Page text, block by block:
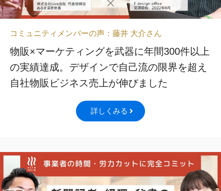
コミュニティメンバーの声：藤井 大介さん
物販×マーケティングを武器に年間300件以上
の実績達成。デザインで自己流の限界を超え
自社物販ビジネス売上が伸びました
詳しくみる